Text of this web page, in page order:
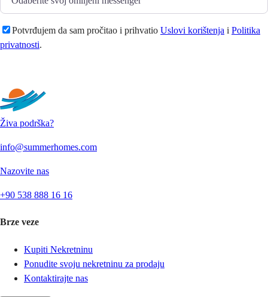
Potvrđujem da sam pročitao i prihvatio Uslovi korištenja i Politika
privatnosti.
Živa podrška?
info@summerhomes.com
Nazovite nas
+90 538 888 16 16
Brze veze
Kupiti Nekretninu
Ponudite svoju nekretninu za prodaju
Kontaktirajte nas